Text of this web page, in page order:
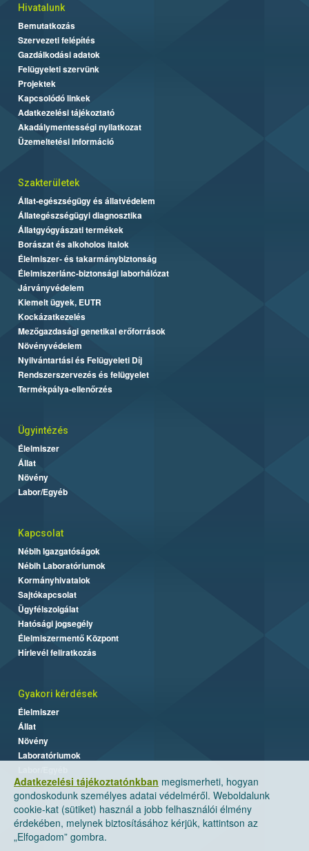
Adatkezelési tájékoztatónkban megismerheti, hogyan
gondoskodunk személyes adatai védelméről. Weboldalunk
cookie-kat (sütiket) használ a jobb felhasználói élmény
érdekében, melynek biztosításához kérjük, kattintson az
„Elfogadom” gombra.
Hivatalunk
Bemutatkozás
Szervezeti felépítés
Gazdálkodási adatok
Felügyeleti szervünk
Projektek
Kapcsolódó linkek
Adatkezelési tájékoztató
Akadálymentességi nyilatkozat
Üzemeltetési információ
Szakterületek
Állat-egészségügy és állatvédelem
Állategészségügyi diagnosztika
Állatgyógyászati termékek
Borászat és alkoholos italok
Élelmiszer- és takarmánybiztonság
Élelmiszerlánc-biztonsági laborhálózat
Járványvédelem
Kiemelt ügyek, EUTR
Kockázatkezelés
Mezőgazdasági genetikai erőforrások
Növényvédelem
Nyilvántartási és Felügyeleti Díj
Rendszerszervezés és felügyelet
Termékpálya-ellenőrzés
Ügyintézés
Élelmiszer
Állat
Növény
Labor/Egyéb
Kapcsolat
Nébih Igazgatóságok
Nébih Laboratóriumok
Kormányhivatalok
Sajtókapcsolat
Ügyfélszolgálat
Hatósági jogsegély
Élelmiszermentő Központ
Hírlevél feliratkozás
Gyakori kérdések
Élelmiszer
Állat
Növény
Laboratóriumok